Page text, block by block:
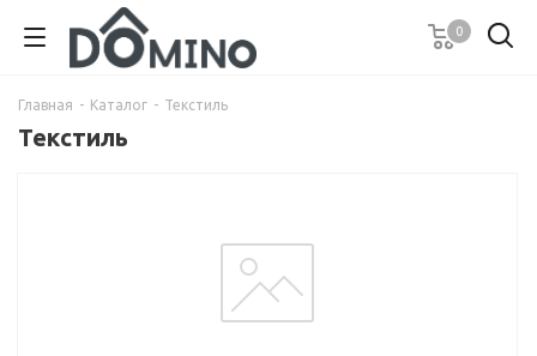
0
Главная - Каталог - Текстиль
Текстиль